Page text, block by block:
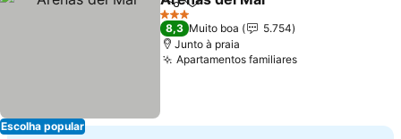
Escolha popular
PartilharAdicionar aos favoritos
3 Estrelas
8,3 Muito boa
5.754
Junto à praia
Apartamentos familiaresVer preços